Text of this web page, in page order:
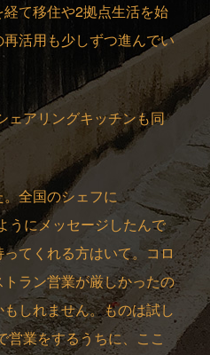
て移住や2拠点生活を始
活用も少しずつ進んでい
ェアリングキッチンも同
全国のシェフに
うにメッセージしたんで
てくれる方はいて。コロ
ラン営業が厳しかったの
しれません。ものは試し
営業をするうちに、ここ